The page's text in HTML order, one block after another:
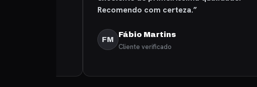
Recomendo com certeza.”
Fábio Martins
Cliente verificado